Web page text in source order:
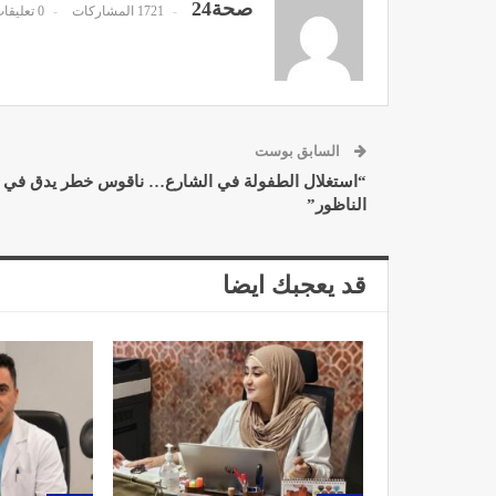
صحة24 1721 المشاركات 0 تعليقات
السابق بوست
“استغلال الطفولة في الشارع… ناقوس خطر يدق في
الناظور”
قد يعجبك ايضا
الدكتور مصطفى مودن يقدم
لمرضى السكري في
ديسمبر 12, 2022